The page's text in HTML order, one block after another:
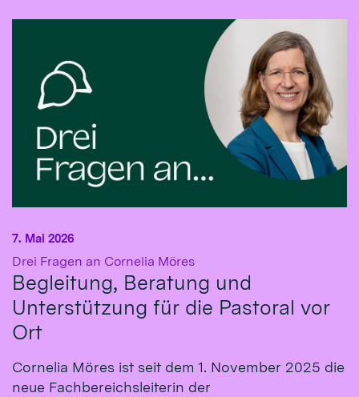
Drei Fragen an Cornelia Möres:
Begleitung, Beratung und
Unterstützung für die Pastoral vor
Ort
7. Mai 2026
Cornelia Möres ist seit dem 1. November 2025 die
neue Fachbereichsleiterin der